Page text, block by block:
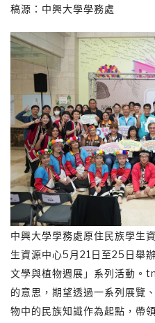
稿源：中興大學學務處
中興大學學務處原住民族學生
生資源中心5月21日至25日舉
文學與植物週展」系列活動。
的意思，期望透過一系列展覽
物中的民族知識作為起點，帶